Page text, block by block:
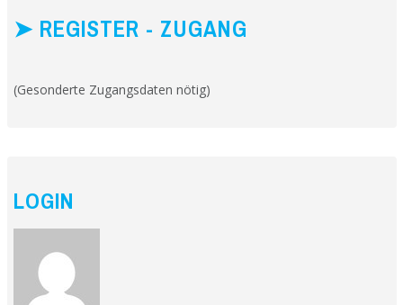
➤ REGISTER - ZUGANG
(Gesonderte Zugangsdaten nötig)
LOGIN